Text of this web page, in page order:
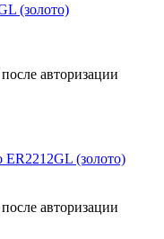
(золото)
авторизации
(золото)
авторизации